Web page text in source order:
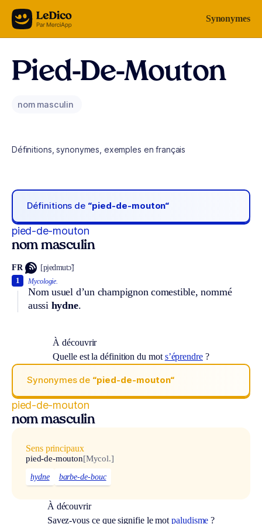
Aller au contenu Synonymes
Pied-De-Mouton
nom masculin
Définitions, synonymes, exemples en français
Définitions de “pied-de-mouton“
pied-de-mouton
nom masculin
FR [pjedmutɔ̃]
Mycologie.
Nom usuel d’un champignon comestible, nommé
aussi hydne.
1
À découvrir
Quelle est la définition du mot s’éprendre?
Synonymes de “pied-de-mouton“
pied-de-mouton
nom masculin
Sens principaux
pied-de-mouton[Mycol.]
hydne barbe-de-bouc
À découvrir
Savez-vous ce que signifie le motpaludisme ?